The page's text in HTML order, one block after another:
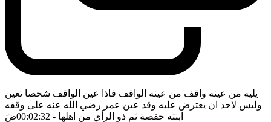
يليه من عينه واقف من عينه الواقف فاذا عين الواقف شخصا تعين
وليس لاحد ان يعترض عليه وقد عين عمر رضي الله عنه على وقفه
ابنته حفصة ثم ذو الرأي من اهلها - 00:02:32 ضَ